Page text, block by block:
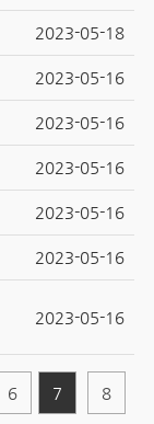
2023-05-18
2023-05-16
2023-05-16
2023-05-16
2023-05-16
2023-05-16
2023-05-16
6 7 8